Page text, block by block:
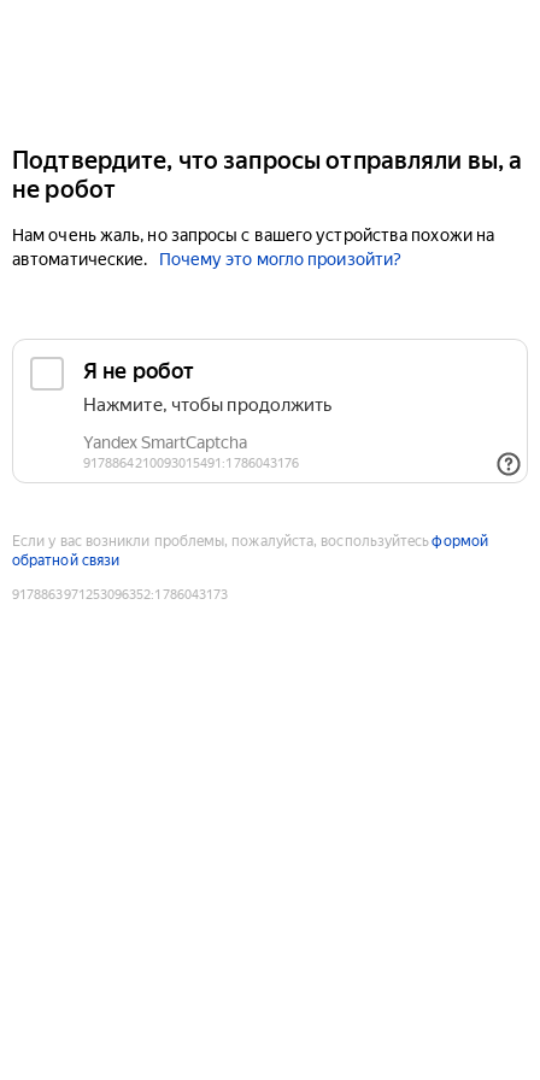
Подтвердите, что запросы отправляли вы, а
не робот
Нам очень жаль, но запросы с вашего устройства похожи на
автоматические.
Почему это могло произойти?
Если у вас возникли проблемы, пожалуйста, воспользуйтесьформой
обратной связи
9178863971253096352:1786043173